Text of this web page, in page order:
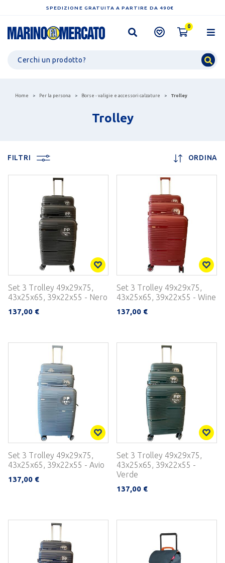
SPEDIZIONE GRATUITA A PARTIRE DA 490€
0
Home Per la persona Borse - valigie e accessori calzature Trolley
Trolley
FILTRI ORDINA
Set 3 Trolley 49x29x75,
43x25x65, 39x22x55 - Nero
137,00 €
Set 3 Trolley 49x29x75,
43x25x65, 39x22x55 - Wine
137,00 €
Set 3 Trolley 49x29x75,
43x25x65, 39x22x55 - Avio
137,00 €
Set 3 Trolley 49x29x75,
43x25x65, 39x22x55 -
Verde
137,00 €